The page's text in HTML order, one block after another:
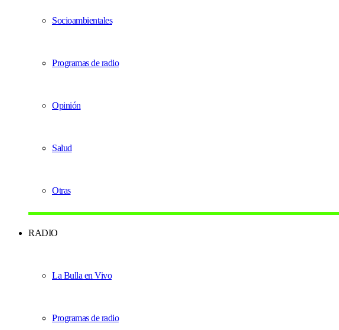
Socioambientales
Programas de radio
Opinión
Salud
Otras
RADIO
La Bulla en Vivo
Programas de radio